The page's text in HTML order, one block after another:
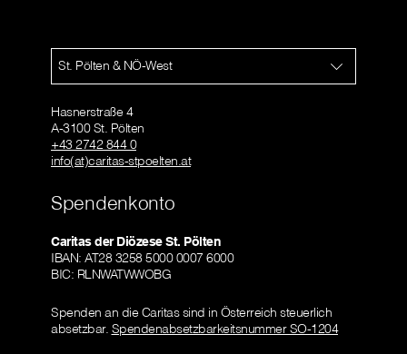
St. Pölten & NÖ-West
Hasnerstraße 4
A-3100 St. Pölten
+43 2742 844 0
info(at)caritas-stpoelten.at
Spendenkonto
Caritas der Diözese St. Pölten
IBAN: AT28 3258 5000 0007 6000
BIC: RLNWATWWOBG
Spenden an die Caritas sind in Österreich steuerlich
absetzbar. Spendenabsetzbarkeitsnummer SO-1204